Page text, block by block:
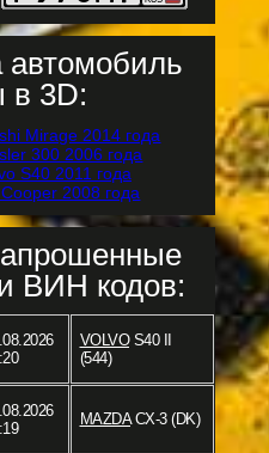
автомобиль
в 3D:
ВИН кодов:
VOLVOS40 II
(544)
MAZDACX-3 (DK)